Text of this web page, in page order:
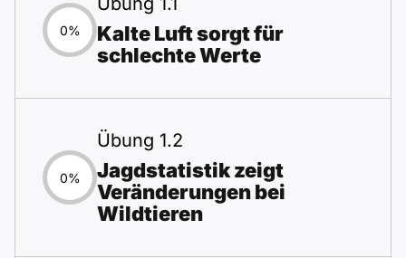
0%
Kalte Luft sorgt für
schlechte Werte
0%
Übung 1.2
Jagdstatistik zeigt
Veränderungen bei
Wildtieren